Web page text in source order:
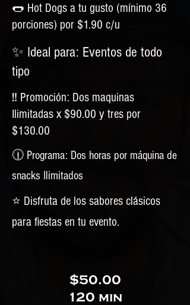
🌭 Hot Dogs a tu gusto (mínimo 36
porciones) por $1.90 c/u
✨ Ideal para: Eventos de todo
tipo
‼️ Promoción: Dos maquinas
Ilimitadas x $90.00 y tres por
$130.00
🕧 Programa: Dos horas por máquina de
snacks Ilimitados
⭐ Disfruta de los sabores clásicos
para fiestas en tu evento.
120 min
$50.00